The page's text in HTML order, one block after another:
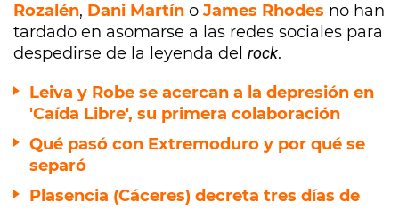
Rozalén, Dani Martín o James Rhodes no han
tardado en asomarse a las redes sociales para
despedirse de la leyenda del rock.
Leiva y Robe se acercan a la depresión en
'Caída Libre', su primera colaboración
Qué pasó con Extremoduro y por qué se
separó
Plasencia (Cáceres) decreta tres días de